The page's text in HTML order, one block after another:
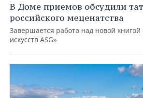
В Доме приемов обсудили
российского меценатства
Завершается работа над новой
искусств ASG»